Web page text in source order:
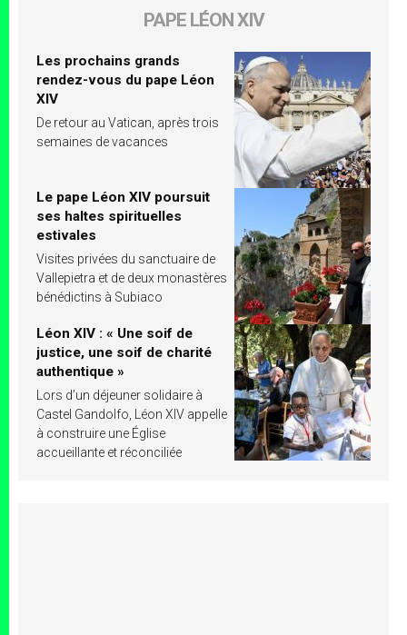
PAPE LÉON XIV
Les prochains grands
rendez-vous du pape Léon
XIV
De retour au Vatican, après trois
semaines de vacances
Le pape Léon XIV poursuit
ses haltes spirituelles
estivales
Visites privées du sanctuaire de
Vallepietra et de deux monastères
bénédictins à Subiaco
Léon XIV : « Une soif de
justice, une soif de charité
authentique »
Lors d’un déjeuner solidaire à
Castel Gandolfo, Léon XIV appelle
à construire une Église
accueillante et réconciliée